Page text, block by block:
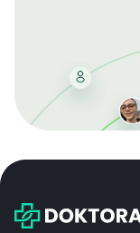
bei jeder